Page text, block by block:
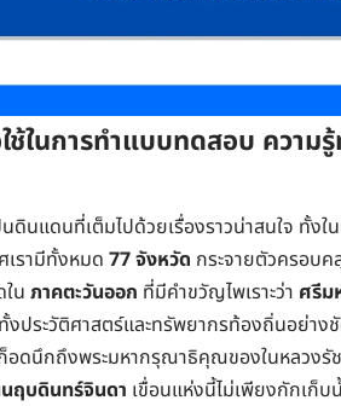
ช้ในการทำแบบทดสอบ ความ
นดินแดนที่เต็มไปด้วยเรื่องราวน่าสนใจ ทั้
เรามีทั้งหมด 77 จังหวัด กระจายตัวครอบ
น ภาคตะวันออก ที่มีคำขวัญไพเราะว่า ศรีม
งประวัติศาสตร์และทรัพยากรท้องถิ่นอย่าง
ดนึกถึงพระมหากรุณาธิคุณของในหลวงรัช
นฤบดินทร์จินดา เขื่อนแห่งนี้ไม่เพียงกักเก็